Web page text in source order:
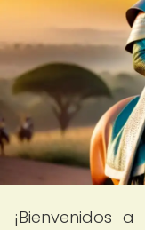
¡Bienvenidos a